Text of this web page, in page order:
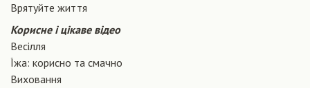
Врятуйте життя
Корисне і цікаве відео
Весілля
Їжа: корисно та смачно
Виховання